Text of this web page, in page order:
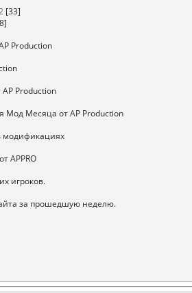
[33]
Production
Production
Мод Месяца от AP Production
модификациях
APPRO
игроков.
за прошедшую неделю.